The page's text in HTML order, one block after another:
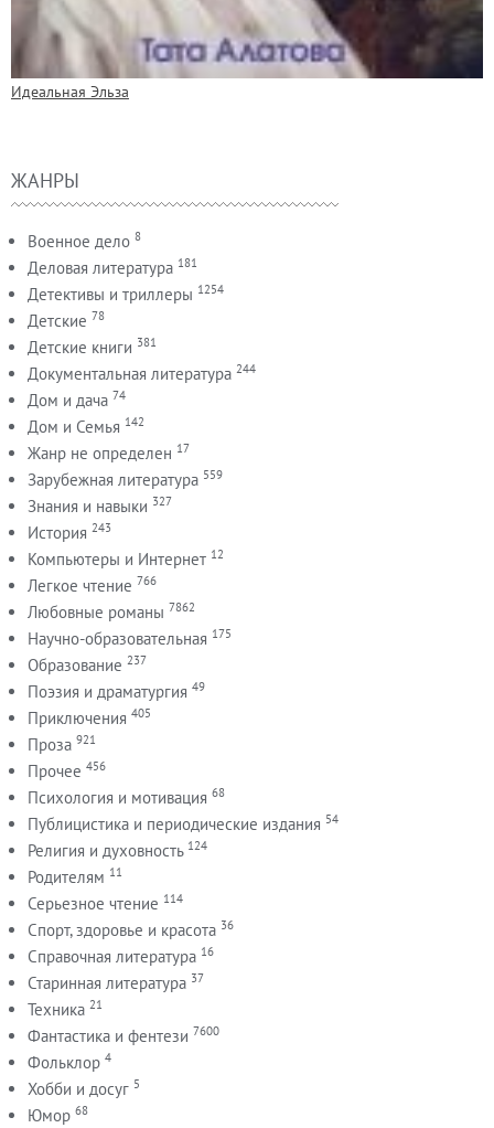
Идеальная Эльза
ЖАНРЫ
Военное дело 8
Деловая литература 181
Детективы и триллеры 1254
Детские 78
Детские книги 381
Документальная литература 244
Дом и дача 74
Дом и Семья 142
Жанр не определен 17
Зарубежная литература 559
Знания и навыки 327
История 243
Компьютеры и Интернет 12
Легкое чтение 766
Любовные романы 7862
Научно-образовательная 175
Образование 237
Поэзия и драматургия 49
Приключения 405
Проза 921
Прочее 456
Психология и мотивация 68
Публицистика и периодические издания 54
Религия и духовность 124
Родителям 11
Серьезное чтение 114
Спорт, здоровье и красота 36
Справочная литература 16
Старинная литература 37
Техника 21
Фантастика и фентези 7600
Фольклор 4
Хобби и досуг 5
Юмор 68